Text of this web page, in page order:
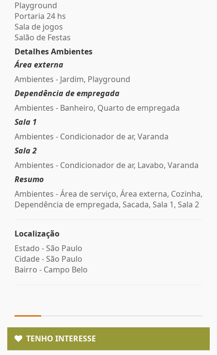
Playground
Portaria 24 hs
Sala de jogos
Salão de Festas
Detalhes Ambientes
Área externa
Ambientes - Jardim, Playground
Dependência de empregada
Ambientes - Banheiro, Quarto de empregada
Sala 1
Ambientes - Condicionador de ar, Varanda
Sala 2
Ambientes - Condicionador de ar, Lavabo, Varanda
Resumo
Ambientes - Área de serviço, Área externa, Cozinha,
Dependência de empregada, Sacada, Sala 1, Sala 2
Localização
Estado - São Paulo
Cidade - São Paulo
Bairro - Campo Belo
TENHO INTERESSE